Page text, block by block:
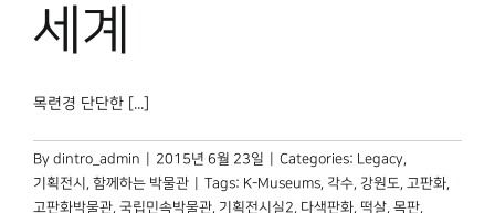
세계
목련경 단단한 [...]
By dintro_admin 2015년 6월 23일 Categories: Legacy
기획전시
함께하는 박물관 Tags: K-Museums 각수 강원도 고판화
고판화박물관 국립민속박물관 기획전시실2 다색판화 떡살 목판